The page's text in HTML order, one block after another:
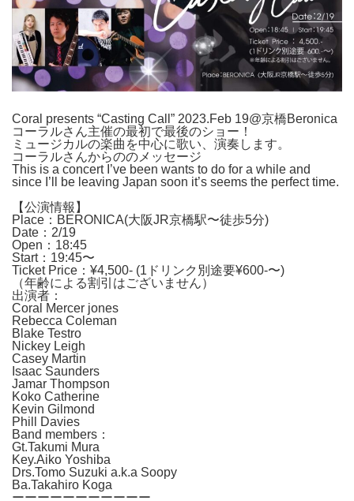
Coral presents “Casting Call” 2023.Feb 19@京橋Beronica
コーラルさん主催の最初で最後のショー！
ミュージカルの楽曲を中心に歌い、演奏します。
コーラルさんからののメッセージ
This is a concert I’ve been wants to do for a while and
since I’ll be leaving Japan soon it’s seems the perfect time.
【公演情報】
Place：BERONICA(大阪JR京橋駅〜徒歩5分)
Date：2/19
Open：18:45
Start：19:45〜
Ticket Price：¥4,500- (1ドリンク別途要¥600-〜)
（年齢による割引はございません）
出演者：
Coral Mercer jones
Rebecca Coleman
Blake Testro
Nickey Leigh
Casey Martin
Isaac Saunders
Jamar Thompson
Koko Catherine
Kevin Gilmond
Phill Davies
Band members：
Gt.Takumi Mura
Key.Aiko Yoshiba
Drs.Tomo Suzuki a.k.a Soopy
Ba.Takahiro Koga
ーーーーーーーーーーー